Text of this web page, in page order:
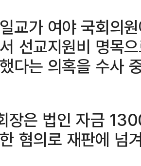
교가 여야 국회의
선교지원비 명목
다는 의혹을 수사
장은 법인 자금
혐의로 재판에 넘